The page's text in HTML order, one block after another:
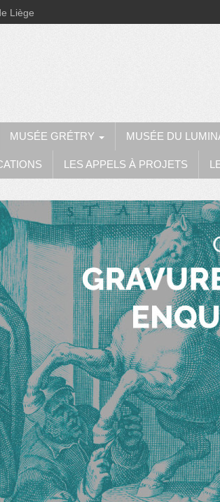
Liège
MUSÉE GRÉTRY MUSÉE DU
LES APPELS À PROJETS